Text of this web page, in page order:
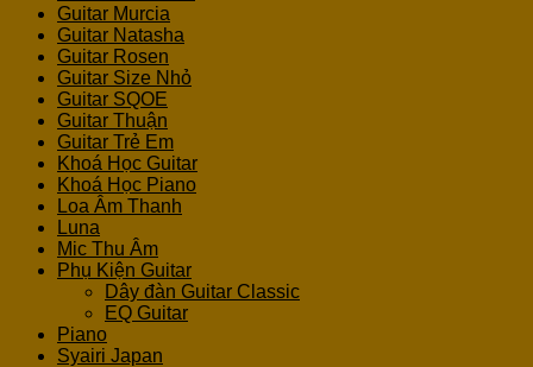
Guitar Murcia
Guitar Natasha
Guitar Rosen
Guitar Size Nhỏ
Guitar SQOE
Guitar Thuận
Guitar Trẻ Em
Khoá Học Guitar
Khoá Học Piano
Loa Âm Thanh
Luna
Mic Thu Âm
Phụ Kiện Guitar
Dây đàn Guitar Classic
EQ Guitar
Piano
Syairi Japan